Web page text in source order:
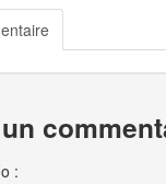
: